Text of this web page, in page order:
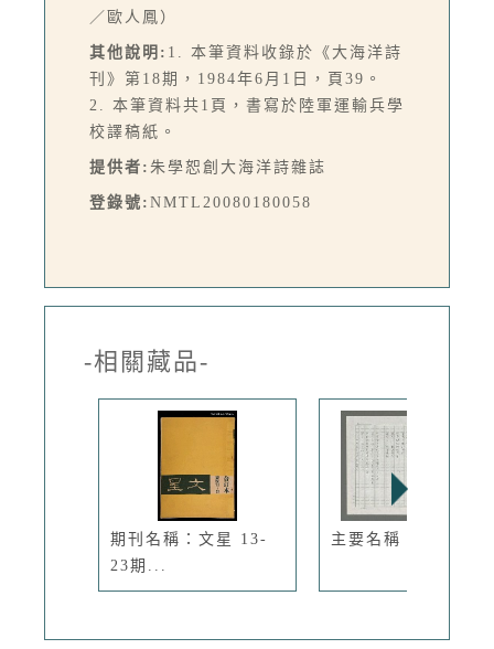
／歐人鳳）
其他說明: 1. 本筆資料收錄於《大海洋詩
刊》第18期，1984年6月1日，頁39。
2. 本筆資料共1頁，書寫於陸軍運輸兵學
校譯稿紙。
提供者: 朱學恕創大海洋詩雜誌
登錄號: NMTL20080180058
-相關藏品-
期刊名稱：文星 13-
23期...
主要名稱：人行道